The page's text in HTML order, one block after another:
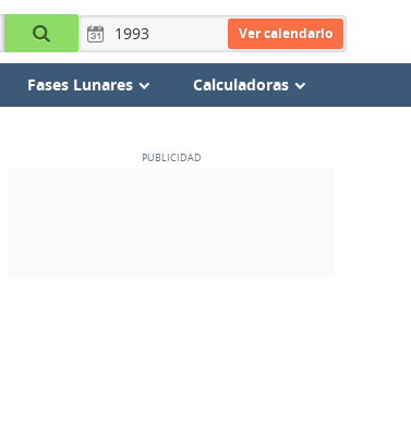
Ver calendario
Fases Lunares Calculadoras